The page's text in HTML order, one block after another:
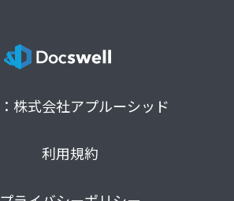
株式会社アプルーシッド
利用規約